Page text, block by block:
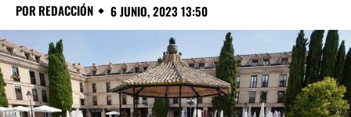
POR REDACCIÓN 6 JUNIO, 2023 13:50